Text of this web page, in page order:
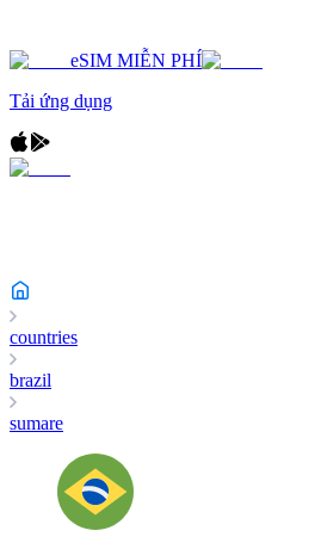
eSIM MIỄN PHÍ
Tải ứng dụng
countries
brazil
sumare